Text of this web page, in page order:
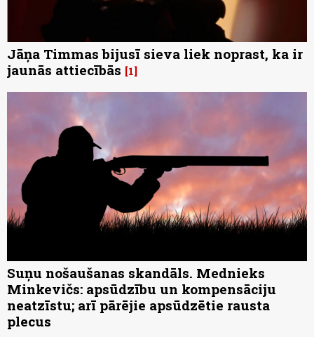
Jāņa Timmas bijusī sieva liek noprast, ka ir
jaunās attiecībās 1
Suņu nošaušanas skandāls. Mednieks
Minkevičs: apsūdzību un kompensāciju
neatzīstu; arī pārējie apsūdzētie rausta
plecus